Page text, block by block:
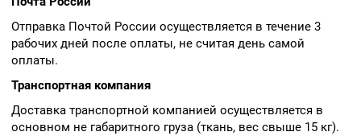
Отправка Почтой России осуществляется в течение 3
рабочих дней после оплаты, не считая день самой
оплаты.
Транспортная компания
Доставка транспортной компанией осуществляется в
основном не габаритного груза (ткань, вес свыше 15 кг).